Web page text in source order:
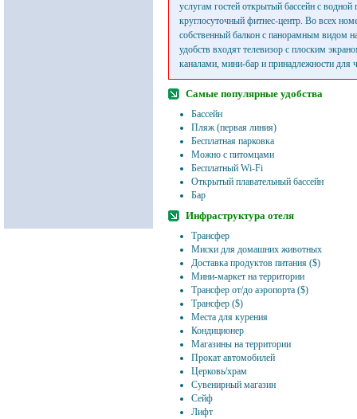
услугам гостей открытый бассейн с водной
круглосуточный фитнес-центр. Во всех
собственный балкон с панорамным видом
удобств входят телевизор с плоским
каналами, мини-бар и принадлежности для
Самые популярные удобства
Бассейн
Пляж (первая линия)
Бесплатная парковка
Можно с питомцами
Бесплатный Wi-Fi
Открытый плавательный бассейн
Бар
Инфраструктура отеля
Трансфер
Миски для домашних животных
Доставка продуктов питания ($)
Мини-маркет на территории
Трансфер от/до аэропорта ($)
Трансфер ($)
Места для курения
Кондиционер
Магазины на территории
Прокат автомобилей
Церковь/храм
Сувенирный магазин
Сейф
Лифт